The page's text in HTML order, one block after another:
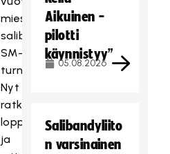
miesten
salibandyn
SM-
turnauksessa.
Nyt
ratkaistaan
loppusijoitukset
ja
Aikuinen -
pilotti
käynnistyy”
05.08.2026
Salibandyliito
n varsinainen